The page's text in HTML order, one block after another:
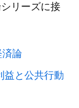
リーズに接
論
と公共行動